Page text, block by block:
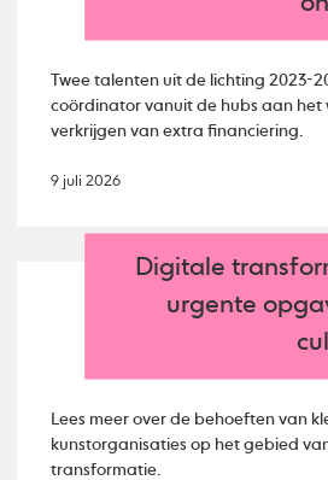
Twee talenten uit de lichting 2023-
coördinator vanuit de hubs aan het
verkrijgen van extra financiering.
9 juli 2026
Digitale
urgente
Lees meer over de behoeften van
kunstorganisaties op het gebied
transformatie.